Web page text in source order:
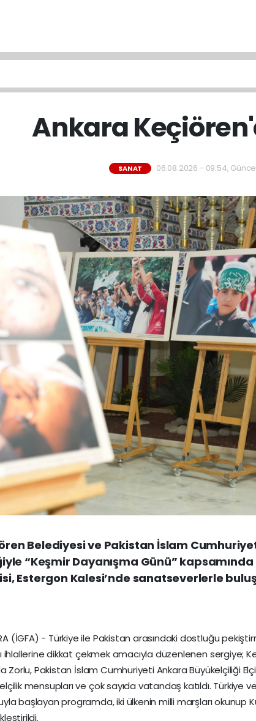
Ankara
SANAT 06.08.2026 - 09:54,
Belediyesi ve Pakistan İslam
“Keşmir Dayanışma Günü”
Estergon Kalesi’nde sanatseverlerle
(İGFA) - Türkiye ile Pakistan arasındaki dostluğu
ihlallerine dikkat çekmek amacıyla düzenlenen sergiye;
Zorlu, Pakistan İslam Cumhuriyeti Ankara Büyükelçiliği
mensupları ve çok sayıda vatandaş katıldı. Türkiye
başlayan programda, iki ülkenin milli marşları okunup